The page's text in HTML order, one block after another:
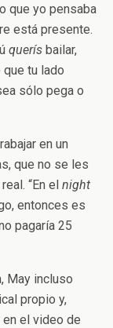
que yo pensaba
está presente.
querís bailar,
tu lado
sólo pega o
en un
que no se les
“En el night
entonces es
pagaría 25
May incluso
propio y,
el video de